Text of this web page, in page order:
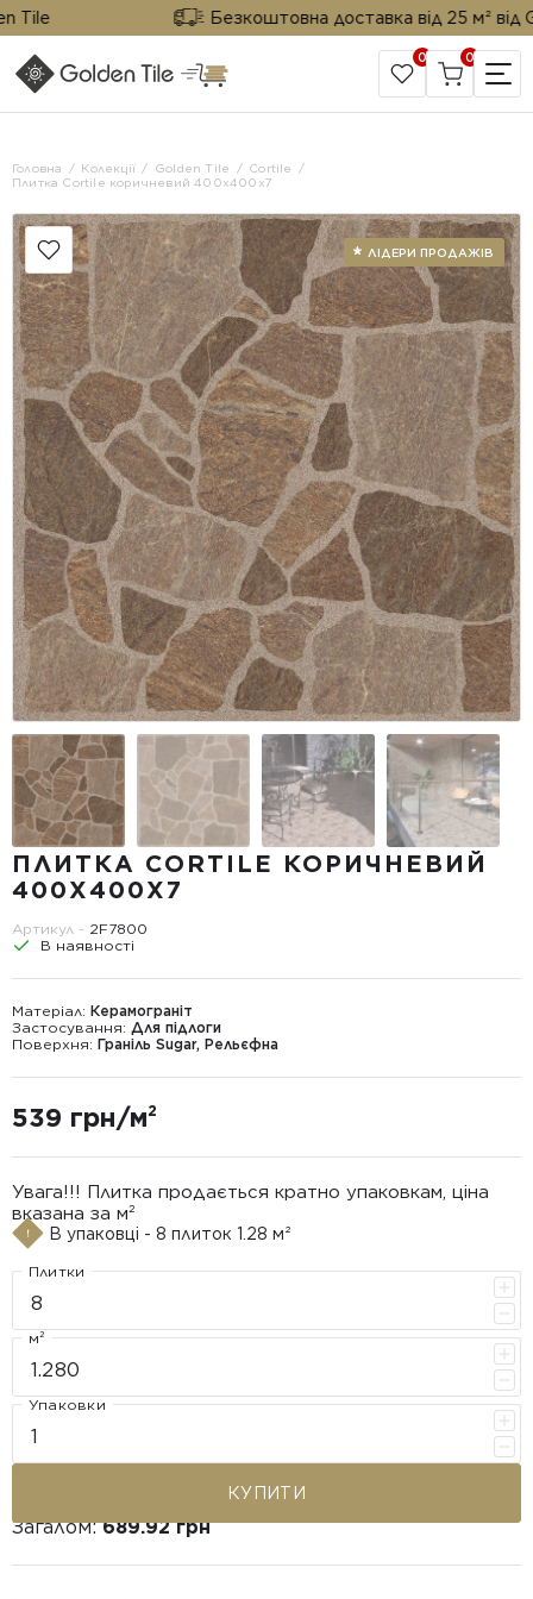
Безкоштовна доставка від 25 м² від
САЙТ КОМПАНІЇ
0 0
Головна Колекції Golden Tile
Cortile
Плитка Cortile коричневий 400x400x7
ПЛИТКА CORTILE КОРИЧНЕВИЙ
400X400X7
Артикул - 2F7800
В наявності
Матеріал: Керамограніт
Застосування: Для підлоги
Поверхня: Граніль Sugar, Рельєфна
539 грн/м²
Увага!!! Плитка продається кратно упаковкам, ціна
вказана за м²
В упаковці - 8 плиток 1.28 м²
Плитки
м²
Упаковки
КУПИТИ
Загалом:689.92 грн